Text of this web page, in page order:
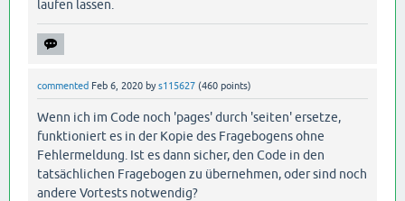
laufen lassen.
commented Feb 6, 2020 bys115627 (460 points)
Wenn ich im Code noch 'pages' durch 'seiten' ersetze,
funktioniert es in der Kopie des Fragebogens ohne
Fehlermeldung. Ist es dann sicher, den Code in den
tatsächlichen Fragebogen zu übernehmen, oder sind noch
andere Vortests notwendig?